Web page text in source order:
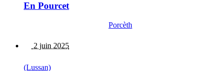
En Pourcet
Porcèth
2 juin 2025
(Lussan)